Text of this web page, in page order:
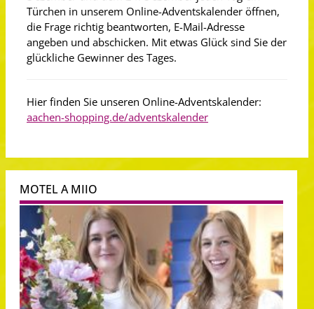
Türchen in unserem Online-Adventskalender öffnen,
die Frage richtig beantworten, E-Mail-Adresse
angeben und abschicken. Mit etwas Glück sind Sie der
glückliche Gewinner des Tages.
Hier finden Sie unseren Online-Adventskalender:
aachen-shopping.de/adventskalender
MOTEL A MIIO